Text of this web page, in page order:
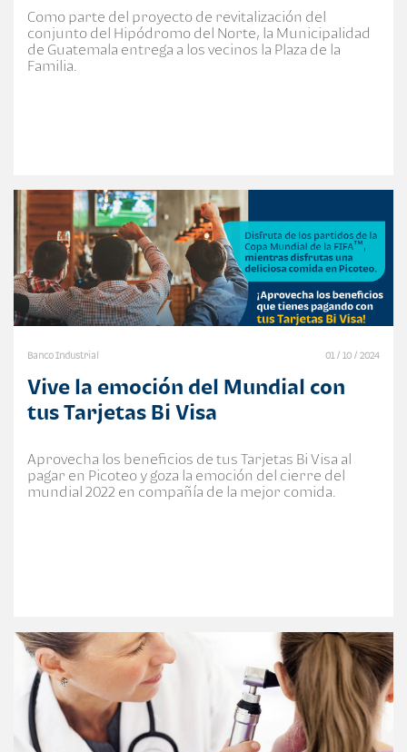
Como parte del proyecto de revitalización del
conjunto del Hipódromo del Norte, la Municipalidad
de Guatemala entrega a los vecinos la Plaza de la
Familia.
Banco Industrial 01 / 10 / 2024
Vive la emoción del Mundial con
tus Tarjetas Bi Visa
Aprovecha los beneficios de tus Tarjetas Bi Visa al
pagar en Picoteo y goza la emoción del cierre del
mundial 2022 en compañía de la mejor comida.